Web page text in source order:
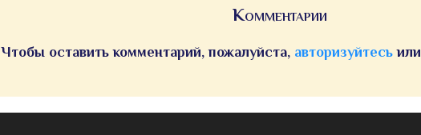
Комментарии
Чтобы оставить комментарий, пожалуйста, авторизуйтесьили